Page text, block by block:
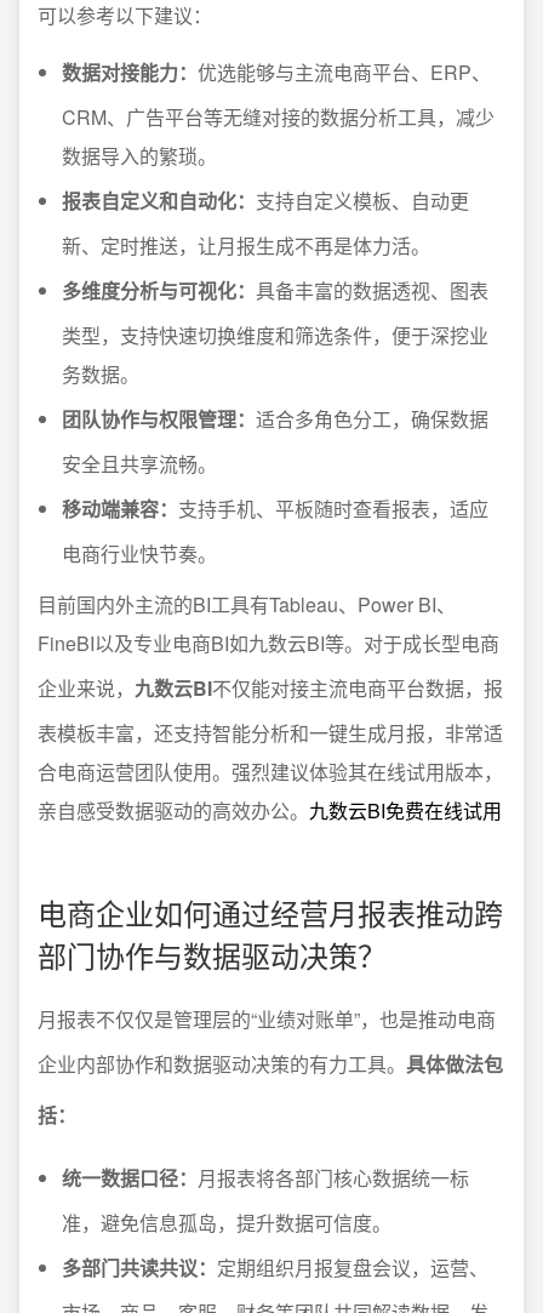
可以参考以下建议：
数据对接能力： 优选能够与主流电商平台、ERP、
CRM、广告平台等无缝对接的数据分析工具，减少
数据导入的繁琐。
报表自定义和自动化： 支持自定义模板、自动更
新、定时推送，让月报生成不再是体力活。
多维度分析与可视化： 具备丰富的数据透视、图表
类型，支持快速切换维度和筛选条件，便于深挖业
务数据。
团队协作与权限管理： 适合多角色分工，确保数据
安全且共享流畅。
移动端兼容： 支持手机、平板随时查看报表，适应
电商行业快节奏。
目前国内外主流的BI工具有Tableau、Power BI、
FineBI以及专业电商BI如九数云BI等。对于成长型电商
企业来说， 九数云BI不仅能对接主流电商平台数据，报
表模板丰富，还支持智能分析和一键生成月报，非常适
合电商运营团队使用。强烈建议体验其在线试用版本，
亲自感受数据驱动的高效办公。 九数云BI免费在线试用
电商企业如何通过经营月报表推动跨
部门协作与数据驱动决策？
月报表不仅仅是管理层的“业绩对账单”，也是推动电商
企业内部协作和数据驱动决策的有力工具。 具体做法包
括：
统一数据口径： 月报表将各部门核心数据统一标
准，避免信息孤岛，提升数据可信度。
多部门共读共议： 定期组织月报复盘会议，运营、